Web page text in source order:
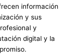
información
y sus
y
digital y la